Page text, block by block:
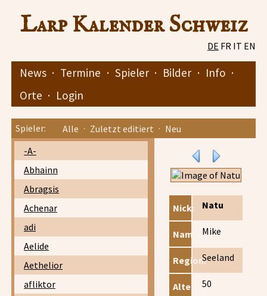
Larp Kalender Schweiz
DE FR IT EN
News · Termine · Spieler · Bilder · Info ·
Orte · Login
Spieler: Alle · Zuletzt editiert · Neu
-A-
Abhainn
Abragsis
Achenar
adi
Aelide
Aethelior
afliktor
Nick: Natu
Name: Mike
Region:Seeland
Alter: 50